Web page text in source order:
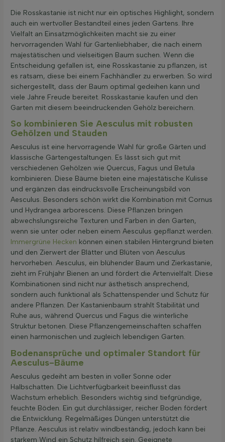
Die Rosskastanie ist nicht nur ein optisches Highlight, sondern
auch ein wertvoller Bestandteil eines jeden Gartens. Ihre
Vielfalt an Einsatzmöglichkeiten macht sie zu einer
hervorragenden Wahl für Gartenliebhaber, die nach einem
majestätischen und vielseitigen Baum suchen. Wenn die
Entscheidung gefallen ist, eine Rosskastanie zu pflanzen, ist
es ratsam, diese bei einem Fachhändler zu erwerben. So wird
sichergestellt, dass der Baum optimal gedeihen kann und
viele Jahre Freude bereitet. Rosskastanie kaufen und den
Garten mit diesem beeindruckenden Gehölz bereichern.
So kombinieren Sie Aesculus mit robusten
Gehölzen und Stauden
Aesculus ist eine hervorragende Wahl für große Gärten und
klassische Gärtengestaltungen. Es lässt sich gut mit
verschiedenen Gehölzen wie Quercus, Fagus und Betula
kombinieren. Diese Bäume bieten eine majestätische Kulisse
und ergänzen das eindrucksvolle Erscheinungsbild von
Aesculus. Besonders schön wirkt die Kombination mit Cornus
und Hydrangea arborescens. Diese Pflanzen bringen
abwechslungsreiche Texturen und Farben in den Garten,
wenn sie unter oder neben einem Aesculus gepflanzt werden.
Immergrüne Hecken können einen stabilen Hintergrund bieten
und den Zierwert der Blätter und Blüten von Aesculus
hervorheben. Aesculus, ein blühender Baum und Zierkastanie,
zieht im Frühjahr Bienen an und fördert die Artenvielfalt. Diese
Kombinationen sind nicht nur ästhetisch ansprechend,
sondern auch funktional als Schattenspender und Schutz für
andere Pflanzen. Der Kastanienbaum strahlt Stabilität und
Ruhe aus, während Quercus und Fagus die winterliche
Struktur betonen. Diese Pflanzengemeinschaften schaffen
einen harmonischen und zugleich lebendigen Garten.
Bodenansprüche und optimaler Standort für
Aesculus-Bäume
Aesculus gedeiht am besten in voller Sonne oder
Halbschatten. Die Lichtverfügbarkeit beeinflusst das
Wachstum erheblich. Besonders wichtig sind tiefgründige,
feuchte Böden. Ein gut durchlässiger, reicher Boden fördert
die Entwicklung. Regelmäßiges Düngen unterstützt die
Pflanze. Aesculus ist relativ windbeständig, jedoch kann bei
starkem Wind ein Schutz hilfreich sein. Geeignete